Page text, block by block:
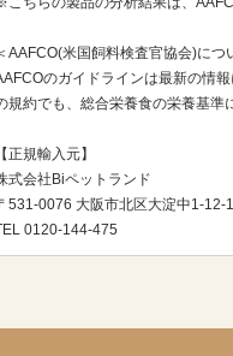
AAFCO(米国飼料検査官協会)につ
のガイドラインは最新の情
規約でも、総合栄養食の栄養基準
【正規輸入元】
式会社Biペットランド
531-0076 大阪市北区大淀中1-12-
0120-144-475